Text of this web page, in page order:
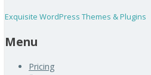
Exquisite WordPress Themes & Plugins
Menu
Pricing